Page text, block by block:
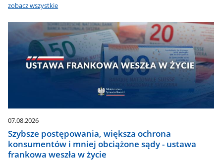
zobacz wszystkie
07.08.2026
Szybsze postępowania, większa ochrona
konsumentów i mniej obciążone sądy - ustawa
frankowa weszła w życie